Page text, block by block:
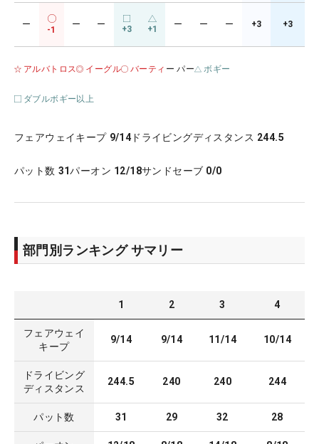
ー
-1
ー ー +3 +1 ー ー ー +3 +3
アルバトロス イーグル バーティ ー パー ボギー
ダブルボギー以上
フェアウェイキープ 9/14 ドライビングディスタンス 244.5
パット数 31パーオン 12/18サンドセーブ 0/0
部門別ランキング サマリー
1 2 3 4
フェアウェイ
キープ
9/14 9/14 11/14 10/14
ドライビング
ディスタンス
244.5 240 240 244
パット数 31 29 32 28